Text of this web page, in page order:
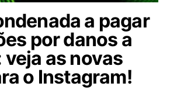
a pagar
por danos a
as novas
o Instagram!